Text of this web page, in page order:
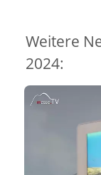
Weitere
2024: